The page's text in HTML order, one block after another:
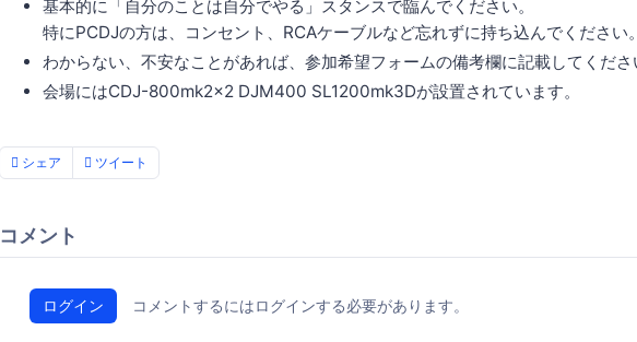
基本的に「自分のことは自分でやる」スタンスで臨んでください。
特にPCDJの方は、コンセント、RCAケーブルなど忘れずに持ち込んでください
わからない、不安なことがあれば、参加希望フォームの備考欄に記載してくださ
会場にはCDJ-800mk2×2 DJM400 SL1200mk3Dが設置されています。
シェア ツイート
コメント
ログイン コメントするにはログインする必要があります。